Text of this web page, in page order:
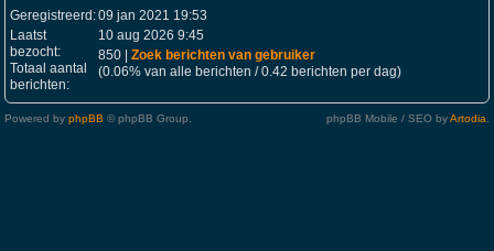
Geregistreerd:09 jan 2021 19:53
Laatst
bezocht:
10 aug 2026 9:45
Totaal aantal
berichten:
850 | Zoek berichten van gebruiker
(0.06% van alle berichten / 0.42 berichten per dag)
Powered by phpBB © phpBB Group. phpBB Mobile / SEO byArtodia